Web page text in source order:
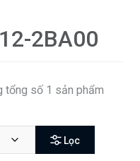
2BA00
tổng số 1 sản phẩm
Lọc